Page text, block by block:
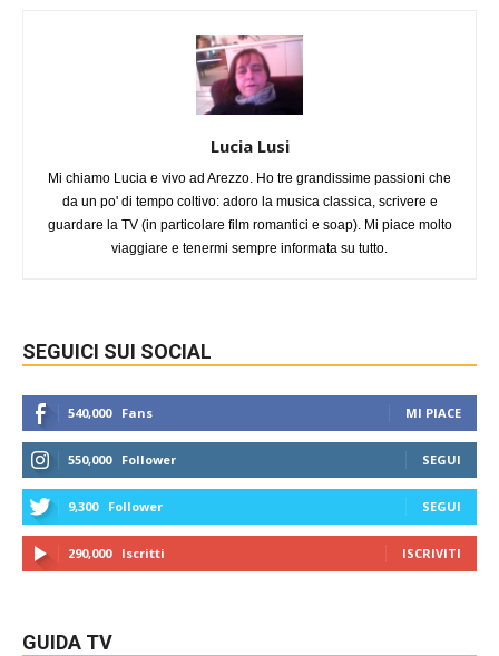
Lucia Lusi
Mi chiamo Lucia e vivo ad Arezzo. Ho tre grandissime passioni che
da un po' di tempo coltivo: adoro la musica classica, scrivere e
guardare la TV (in particolare film romantici e soap). Mi piace molto
viaggiare e tenermi sempre informata su tutto.
SEGUICI SUI SOCIAL
540,000 Fans MI PIACE
550,000 Follower SEGUI
9,300 Follower SEGUI
290,000 Iscritti ISCRIVITI
GUIDA TV